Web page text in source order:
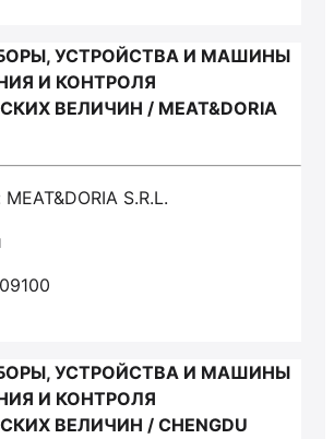
УСТРОЙСТВА И МАШИНЫ
И КОНТРОЛЯ
ВЕЛИЧИН / MEAT&DORIA
S.R.L.
УСТРОЙСТВА И МАШИНЫ
И КОНТРОЛЯ
ВЕЛИЧИН / CHENGDU